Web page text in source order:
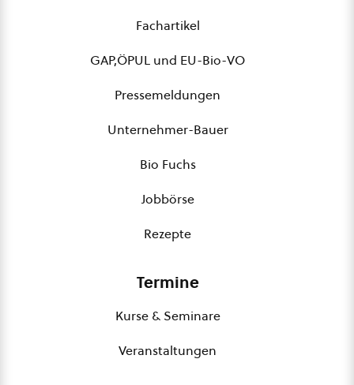
Fachartikel
GAP,ÖPUL und EU-Bio-VO
Pressemeldungen
Unternehmer-Bauer
Bio Fuchs
Jobbörse
Rezepte
Termine
Kurse & Seminare
Veranstaltungen